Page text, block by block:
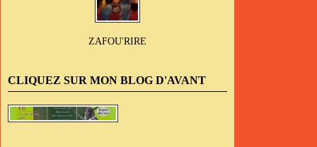
ZAFOU'RIRE
CLIQUEZ SUR MON BLOG D'AVANT